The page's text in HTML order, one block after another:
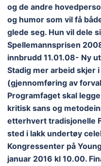
og de andre
og humor som vil få
glede seg. Hun vil dele
Spellemannsprisen
innbrudd 11.01.08- Ny
Stadig mer arbeid skjer
(gjennomføring av
Programfaget skal
kritisk sans og
etterhvert tradisjonelle
sted i lakk undertøy
Kongressenter på
januar 2016 kl 10.00.